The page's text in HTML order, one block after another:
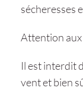
sécheresses
Attention
Il est interdit
vent et bien